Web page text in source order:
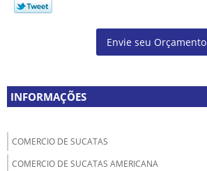
Envie seu Orçamento
INFORMAÇÕES
COMERCIO DE SUCATAS
COMERCIO DE SUCATAS AMERICANA